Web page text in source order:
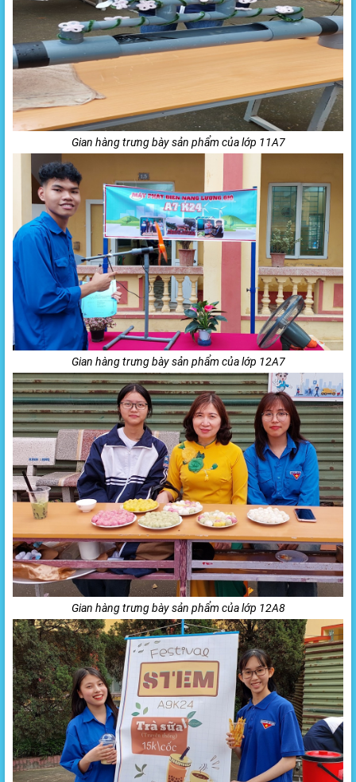
Gian hàng trưng bày sản phẩm của lớp 11A7
Gian hàng trưng bày sản phẩm của lớp 12A7
Gian hàng trưng bày sản phẩm của lớp 12A8